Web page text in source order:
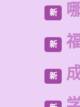
新
新
新